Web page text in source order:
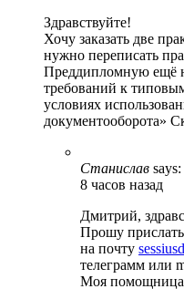
Здравствуйте!
Хочу заказать две
нужно переписать
Преддипломную ещё
требований к
условиях
документооборота»
Станислав says:
8 часов назад
Дмитрий,
Прошу
на почту
телеграмм или
Моя помощница